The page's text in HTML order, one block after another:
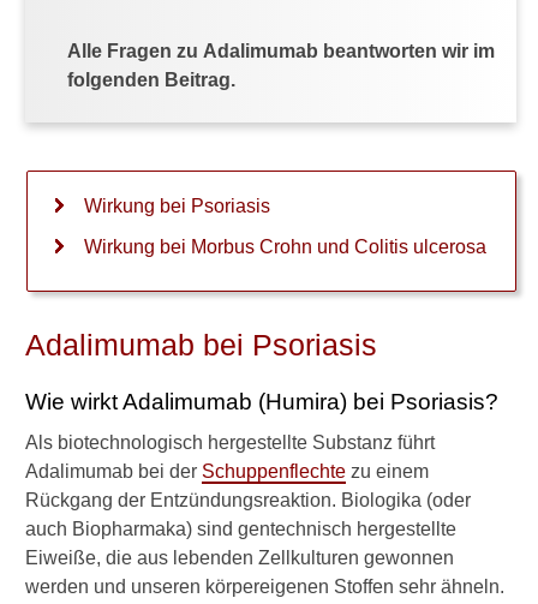
Alle Fragen zu Adalimumab beantworten wir im
folgenden Beitrag.
Wirkung bei Psoriasis
Wirkung bei Morbus Crohn und Colitis ulcerosa
Adalimumab bei Psoriasis
Wie wirkt Adalimumab (Humira) bei Psoriasis?
Als biotechnologisch hergestellte Substanz führt
Adalimumab bei der Schuppenflechte zu einem
Rückgang der Entzündungsreaktion. Biologika (oder
auch Biopharmaka) sind gentechnisch hergestellte
Eiweiße, die aus lebenden Zellkulturen gewonnen
werden und unseren körpereigenen Stoffen sehr ähneln.
w
i
k
n
g
n
ö
n
n
u
n
e
r
A
d
a